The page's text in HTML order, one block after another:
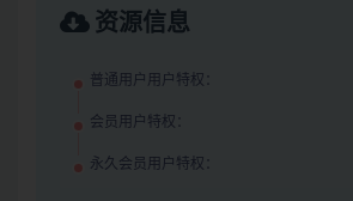
资源信息
普通用户用户特权：
会员用户特权：
永久会员用户特权：